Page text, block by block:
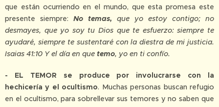
que están ocurriendo en el mundo, que esta promesa este
presente siempre: No temas, que yo estoy contigo; no
desmayes, que yo soy tu Dios que te esfuerzo: siempre te
ayudaré, siempre te sustentaré con la diestra de mi justicia.
Isaias 41:10 Y el día en que temo, yo en ti confío.
- EL TEMOR se produce por involucrarse con la
hechicería y el ocultismo. Muchas personas buscan refugio
en el ocultismo, para sobrellevar sus temores y no saben que